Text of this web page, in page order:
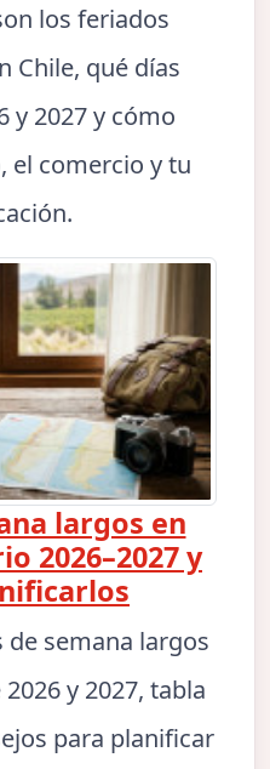
los feriados
Chile, qué días
y 2027 y cómo
el comercio y tu
largos en
2026–2027 y
de semana largos
y 2027, tabla
para planificar